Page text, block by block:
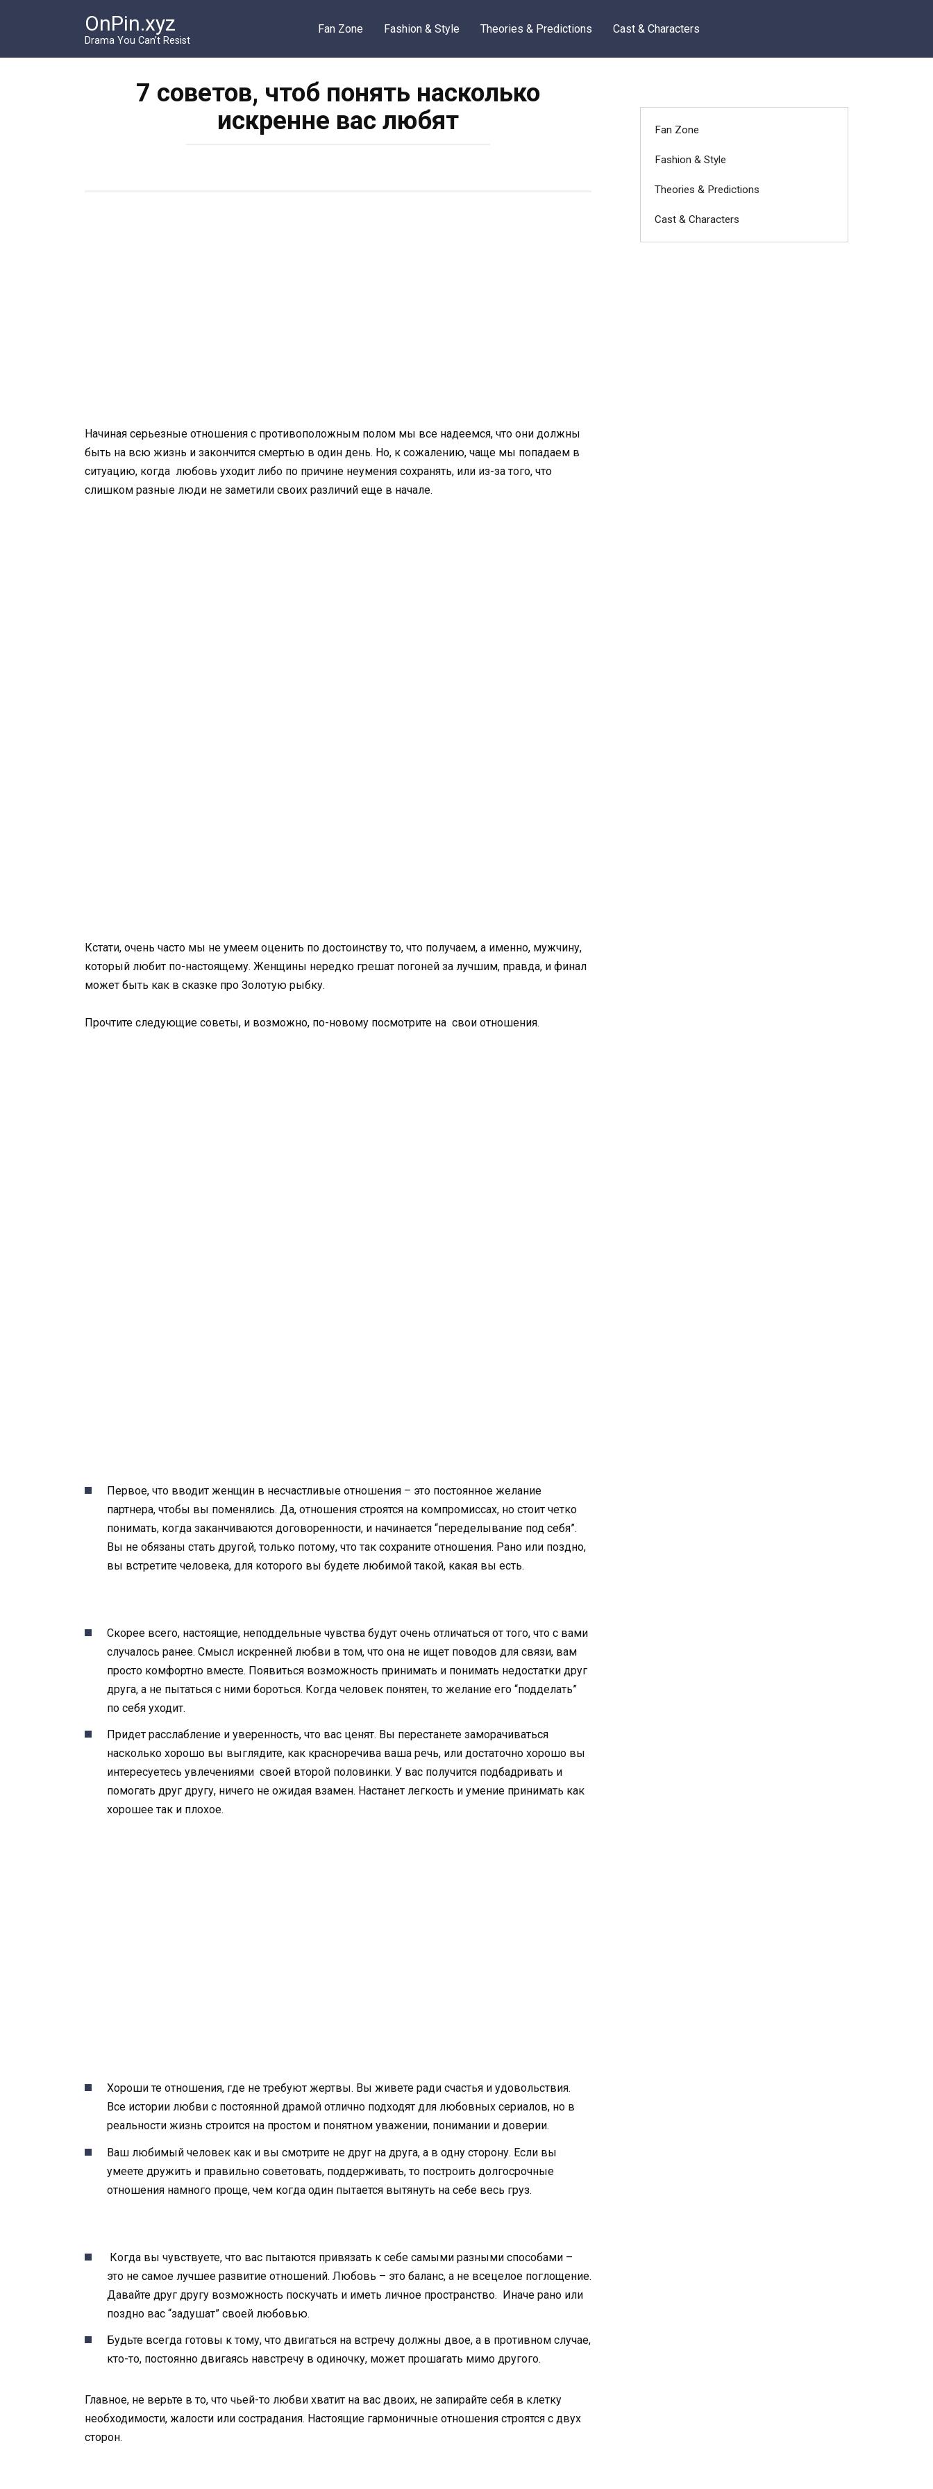
OnPin.xyz
Drama You Can’t Resist
Fan Zone Fashion & Style Theories & Predictions Cast & Characters
7 советов, чтоб понять насколько
искренне вас любят
Начиная серьезные отношения с противоположным полом мы все надеемся, что они должны
быть на всю жизнь и закончится смертью в один день. Но, к сожалению, чаще мы попадаем в
ситуацию, когда любовь уходит либо по причине неумения сохранять, или из-за того, что
слишком разные люди не заметили своих различий еще в начале.
Кстати, очень часто мы не умеем оценить по достоинству то, что получаем, а именно, мужчину,
который любит по-настоящему. Женщины нередко грешат погоней за лучшим, правда, и финал
может быть как в сказке про Золотую рыбку.
Прочтите следующие советы, и возможно, по-новому посмотрите на свои отношения.
Первое, что вводит женщин в несчастливые отношения – это постоянное желание
партнера, чтобы вы поменялись. Да, отношения строятся на компромиссах, но стоит четко
понимать, когда заканчиваются договоренности, и начинается “переделывание под себя”.
Вы не обязаны стать другой, только потому, что так сохраните отношения. Рано или поздно,
вы встретите человека, для которого вы будете любимой такой, какая вы есть.
Скорее всего, настоящие, неподдельные чувства будут очень отличаться от того, что с вами
случалось ранее. Смысл искренней любви в том, что она не ищет поводов для связи, вам
просто комфортно вместе. Появиться возможность принимать и понимать недостатки друг
друга, а не пытаться с ними бороться. Когда человек понятен, то желание его “подделать”
по себя уходит.
Придет расслабление и уверенность, что вас ценят. Вы перестанете заморачиваться
насколько хорошо вы выглядите, как красноречива ваша речь, или достаточно хорошо вы
интересуетесь увлечениями своей второй половинки. У вас получится подбадривать и
помогать друг другу, ничего не ожидая взамен. Настанет легкость и умение принимать как
хорошее так и плохое.
Хороши те отношения, где не требуют жертвы. Вы живете ради счастья и удовольствия.
Все истории любви с постоянной драмой отлично подходят для любовных сериалов, но в
реальности жизнь строится на простом и понятном уважении, понимании и доверии.
Ваш любимый человек как и вы смотрите не друг на друга, а в одну сторону. Если вы
умеете дружить и правильно советовать, поддерживать, то построить долгосрочные
отношения намного проще, чем когда один пытается вытянуть на себе весь груз.
Когда вы чувствуете, что вас пытаются привязать к себе самыми разными способами –
это не самое лучшее развитие отношений. Любовь – это баланс, а не всецелое поглощение.
Давайте друг другу возможность поскучать и иметь личное пространство. Иначе рано или
поздно вас “задушат” своей любовью.
Будьте всегда готовы к тому, что двигаться на встречу должны двое, а в противном случае,
кто-то, постоянно двигаясь навстречу в одиночку, может прошагать мимо другого.
Главное, не верьте в то, что чьей-то любви хватит на вас двоих, не запирайте себя в клетку
необходимости, жалости или сострадания. Настоящие гармоничные отношения строятся с двух
сторон.
Fan Zone
Fashion & Style
Theories & Predictions
Cast & Characters